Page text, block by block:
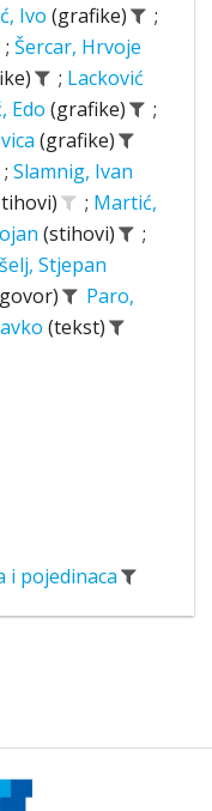
Ivo (grafike)
;
; Šercar, Hrvoje
; Lacković
Edo (grafike)
;
(grafike)
; Slamnig, Ivan
; Martić,
(stihovi)
;
Stjepan
Paro,
(tekst)
i pojedinaca